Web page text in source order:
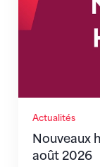
Actualités
Nouveaux
août 2026